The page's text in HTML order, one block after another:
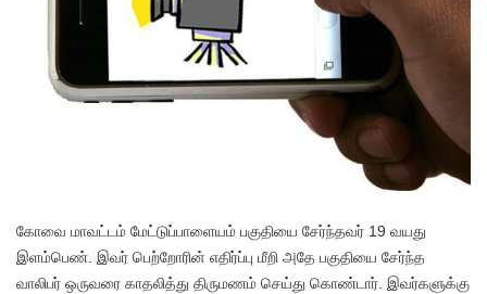
கோவை மாவட்டம் மேட்டுப்பாளையம் பகுதியை சேர்ந்தவர் 19 வயது
இளம்பெண். இவர் பெற்றோரின் எதிர்ப்பு மீறி அதே பகுதியை சேர்ந்த
வாலிபர் ஒருவரை காதலித்து திருமணம் செய்து கொண்டார். இவர்களுக்கு